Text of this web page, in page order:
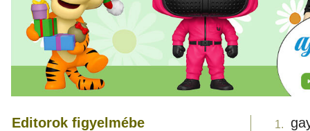
Editorok figyelmébe 1.